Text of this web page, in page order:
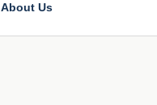
About Us